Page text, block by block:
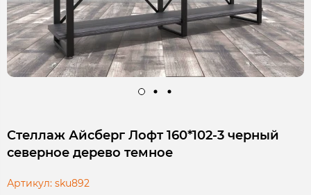
Стеллаж Айсберг Лофт 160*102-3 черный
северное дерево темное
Артикул: sku892